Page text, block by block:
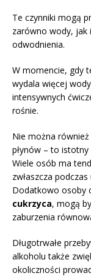
Te czynniki mogą
zarówno wody, jak
odwodnienia.
W momencie, gdy
wydala więcej
intensywnych
rośnie.
Nie można
płynów – to
Wiele osób ma
zwłaszcza
Dodatkowo osoby
cukrzyca, mogą
zaburzenia
Długotrwałe
alkoholu także
okoliczności